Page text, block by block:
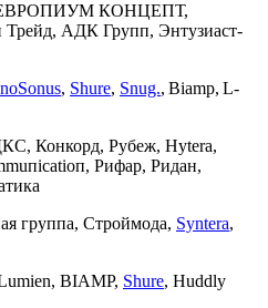
КОНЦЕПТ,
АДК Групп, Энтузиаст-
, Shure, Snug., Biamp, L-
Конкорд, Рубеж, Hyterа,
Рифар, Ридан,
группа, Строймода, Syntera,
BIAMP, Shure, Huddly